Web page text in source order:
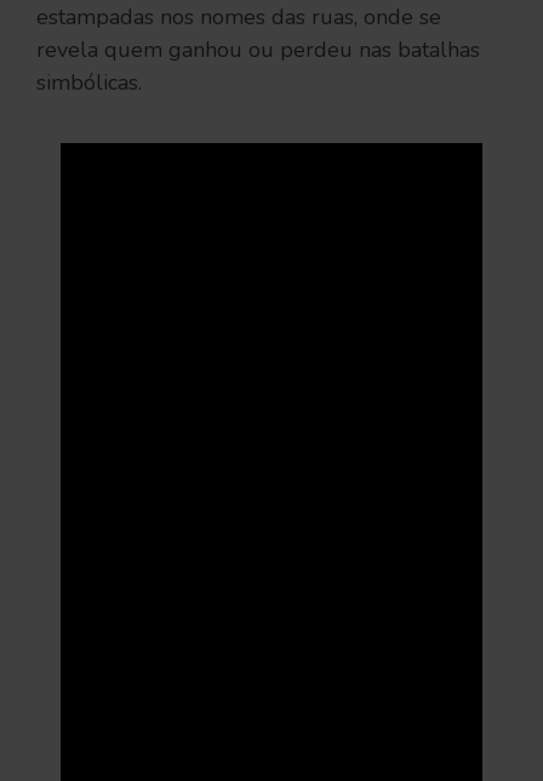
estampadas nos nomes das ruas, onde se
revela quem ganhou ou perdeu nas batalhas
simbólicas.